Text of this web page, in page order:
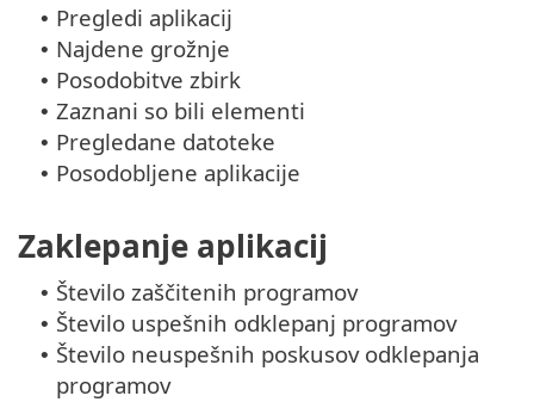
• Pregledi aplikacij
• Najdene grožnje
• Posodobitve zbirk
• Zaznani so bili elementi
• Pregledane datoteke
• Posodobljene aplikacije
Zaklepanje aplikacij
• Število zaščitenih programov
• Število uspešnih odklepanj programov
• Število neuspešnih poskusov odklepanja
programov